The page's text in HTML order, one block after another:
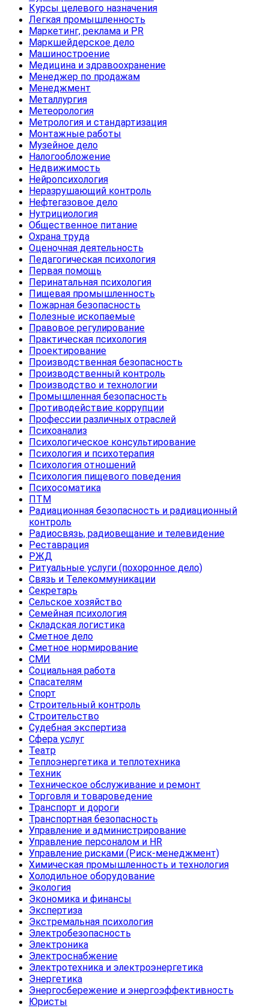
Курсы целевого назначения
Легкая промышленность
Маркетинг, реклама и PR
Маркшейдерское дело
Машиностроение
Медицина и здравоохранение
Менеджер по продажам
Менеджмент
Металлургия
Метеорология
Метрология и стандартизация
Монтажные работы
Музейное дело
Налогообложение
Недвижимость
Нейропсихология
Неразрушающий контроль
Нефтегазовое дело
Нутрициология
Общественное питание
Охрана труда
Оценочная деятельность
Педагогическая психология
Первая помощь
Перинатальная психология
Пищевая промышленность
Пожарная безопасность
Полезные ископаемые
Правовое регулирование
Практическая психология
Проектирование
Производственная безопасность
Производственный контроль
Производство и технологии
Промышленная безопасность
Противодействие коррупции
Профессии различных отраслей
Психоанализ
Психологическое консультирование
Психология и психотерапия
Психология отношений
Психология пищевого поведения
Психосоматика
ПТМ
Радиационная безопасность и радиационный
контроль
Радиосвязь, радиовещание и телевидение
Реставрация
РЖД
Ритуальные услуги (похоронное дело)
Связь и Телекоммуникации
Секретарь
Сельское хозяйство
Семейная психология
Складская логистика
Сметное дело
Сметное нормирование
СМИ
Социальная работа
Спасателям
Спорт
Строительный контроль
Строительство
Судебная экспертиза
Сфера услуг
Театр
Теплоэнергетика и теплотехника
Техник
Техническое обслуживание и ремонт
Торговля и товароведение
Транспорт и дороги
Транспортная безопасность
Управление и администрирование
Управление персоналом и HR
Управление рисками (Риск-менеджмент)
Химическая промышленность и технология
Холодильное оборудование
Экология
Экономика и финансы
Экспертиза
Экстремальная психология
Электробезопасность
Электроника
Электроснабжение
Электротехника и электроэнергетика
Энергетика
Энергосбережение и энергоэффективность
Юристы